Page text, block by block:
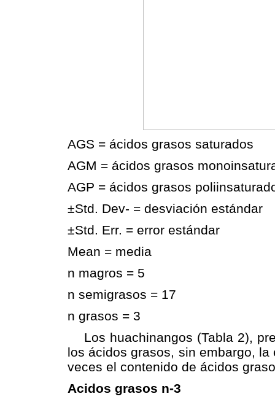
AGS = ácidos grasos saturados
AGM = ácidos grasos
AGP = ácidos grasos
±Std. Dev- = desviación estándar
±Std. Err. = error estándar
Mean = media
n magros = 5
n semigrasos = 17
n grasos = 3
Los huachinangos (Tabla 2),
los ácidos grasos, sin embargo,
veces el contenido de ácidos
Acidos grasos n-3